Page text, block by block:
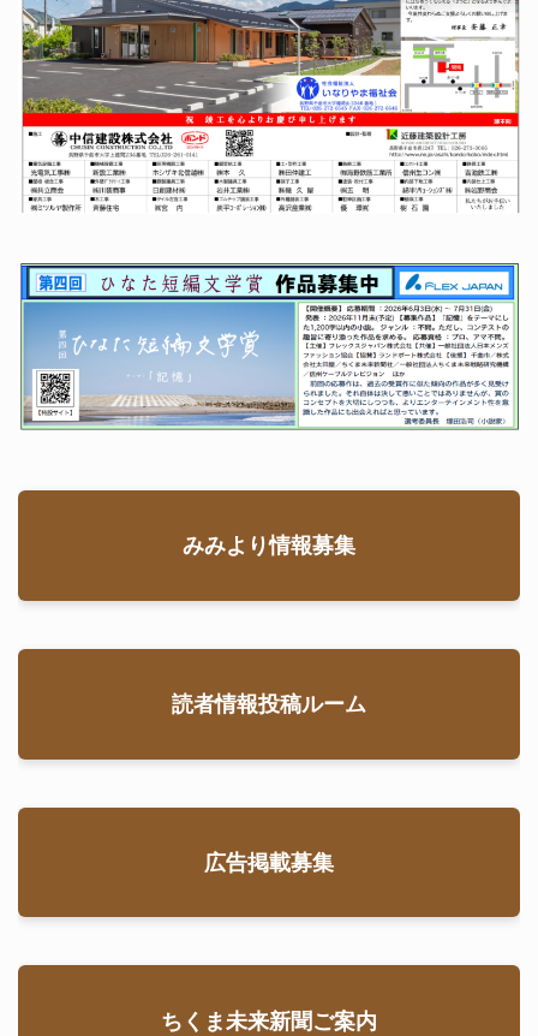
探せ！＆どん
ぐり合戦」を
開催した。屋
代城の曲輪の
うち９か所の
曲輪にお菓子
を入れ
続きを読む
35号 ,イベン
一重山みらい
会議,
屋代
城,山城
村から応援に
お越しくださ
り、ご指導の
もと５曲輪の
低木刈を実施
した。山本さ
続きを読む
33号,
会議,山城,講演
歩いて昆虫を
採取するとい
うスケジュー
ルだ。この日
の参加者
32号,一重山
みらい会議,山城
みみより情報募集
読者情報投稿ルーム
広告掲載募集
ちくま未来新聞ご案内